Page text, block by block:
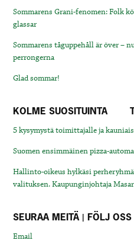
Sommarens Grani-fenomen: Folk
glassar
Sommarens tåguppehåll är över –
perrongerna
Glad sommar!
KOLME SUOSITUINTA
5 kysymystä toimittajalle ja
Suomen ensimmäinen pizza-
Hallinto-oikeus hylkäsi
valituksen. Kaupunginjohtaja
SEURAA MEITÄ | FÖLJ OSS
Email